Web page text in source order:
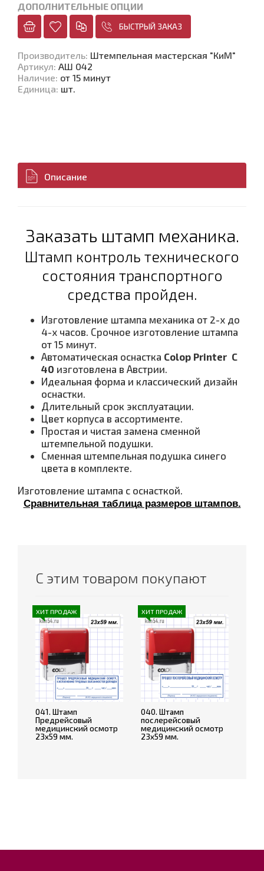
ДОПОЛНИТЕЛЬНЫЕ ОПЦИИ
БЫСТРЫЙ ЗАКАЗ
Производитель: Штемпельная мастерская "КиМ"
Артикул: АШ 042
Наличие: от 15 минут
Единица: шт.
Описание
Заказать штамп механика.
Штамп контроль технического
состояния транспортного
средства пройден.
Изготовление штампа механика от 2-х до
4-х часов. Срочное изготовление штампа
от 15 минут.
Автоматическая оснастка Colop Printer С
40 изготовлена в Австрии.
Идеальная форма и классический дизайн
оснастки.
Длительный срок эксплуатации.
Цвет корпуса в ассортименте.
Простая и чистая замена сменной
штемпельной подушки.
Сменная штемпельная подушка синего
цвета в комплекте.
Изготовление штампа с оснасткой.
Сравнительная таблица размеров штампов.
С этим товаром покупают
ХИТ ПРОДАЖ
041. Штамп
Предрейсовый
медицинский осмотр
23х59 мм.
ХИТ ПРОДАЖ
040. Штамп
послерейсовый
медицинский осмотр
23х59 мм.